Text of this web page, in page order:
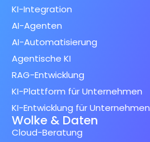
KI-Integration
AI-Agenten
AI-Automatisierung
Agentische KI
RAG-Entwicklung
KI-Plattform für Unternehmen
KI-Entwicklung für Unternehmen
Wolke & Daten
Cloud-Beratung